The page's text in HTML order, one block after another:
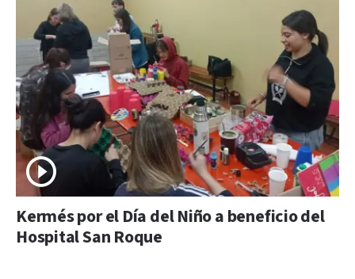
Kermés por el Día del Niño a beneficio del
Hospital San Roque